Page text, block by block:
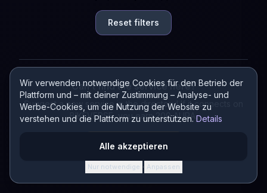
Wir verwenden notwendige Cookies für den Betrieb der
Plattform und – mit deiner Zustimmung – Analyse- und
Werbe-Cookies, um die Nutzung der Website zu
verstehen und die Plattform zu unterstützen. Details
Alle akzeptieren
Nur notwendige · Anpassen
Reset filters
Can't find the service here?
Suggest a new service in the directory! If it connects on
BIKEVERSE, you earn 200 AURA.
Suggest a service